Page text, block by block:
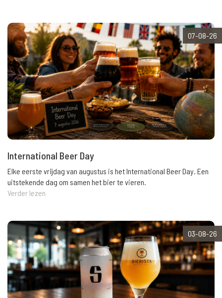
07-08-26
International Beer Day
Elke eerste vrijdag van augustus is het International Beer Day. Een
uitstekende dag om samen het bier te vieren.
Verder lezen
03-08-26